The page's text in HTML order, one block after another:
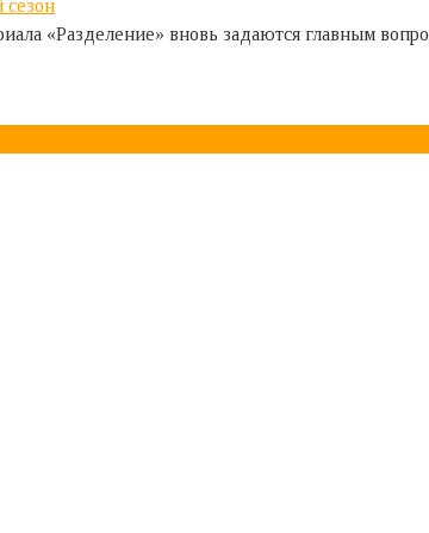
«Разделение» вновь задаются главным